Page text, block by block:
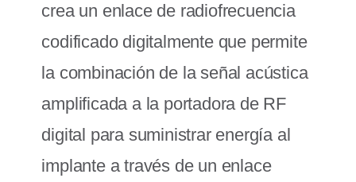
crea un enlace de radiofrecuencia
codificado digitalmente que permite
la combinación de la señal acústica
amplificada a la portadora de RF
digital para suministrar energía al
implante a través de un enlace